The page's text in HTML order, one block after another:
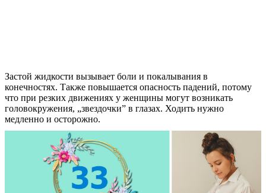
Застой жидкости вызывает боли и покалывания в
конечностях. Также повышается опасность падений, потому
что при резких движениях у женщины могут возникать
головокружения, „звездочки” в глазах. Ходить нужно
медленно и осторожно.